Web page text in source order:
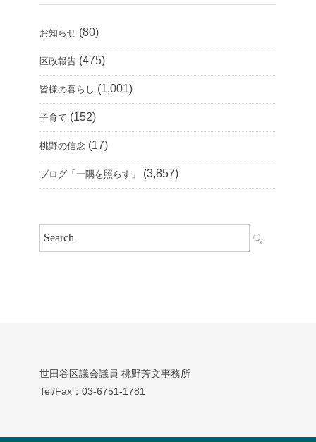
お知らせ (80)
区政報告 (475)
皆様の暮らし (1,001)
子育て (152)
桃野の信念 (17)
ブログ「一隅を照らす」 (3,857)
世田谷区議会議員 桃野芳文事務所
Tel/Fax：03‐6751‐1781